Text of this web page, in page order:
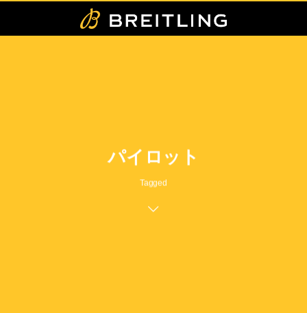
パイロット
Tagged